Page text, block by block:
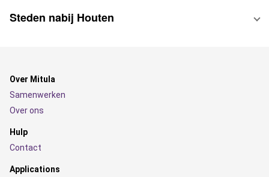
Steden nabij Houten
Over Mitula
Samenwerken
Over ons
Hulp
Contact
Applications